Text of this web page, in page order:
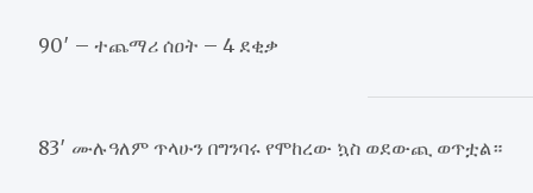
90′ – ተጨማሪ ሰዐት – 4 ደቂቃ
83′ ሙሉዓለም ጥላሁን በግንባሩ የሞከረው ኳስ ወደውጪ ወጥቷል።